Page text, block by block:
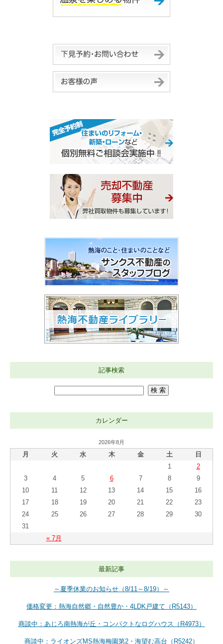
記事検索
カレンダー
2026年8月
月 火 水 木 金 土 日
« 7月
1
2
3
4 5 6 7 8
9
10
11 12 13 14 15
16
17
18 19 20 21 22
23
24
25 26 27 28 29
30
31
最新記事
～夏季休業のお知らせ（8/11～8/19）～
価格変更：熱海自然郷・自然豊か・4LDK戸建て（R5143）
商談中：あじろ南熱海が丘・コンパクトなログハウス（R4973）
商談中：ライオンズMS熱海梅園第2・海望む高台（R5242）